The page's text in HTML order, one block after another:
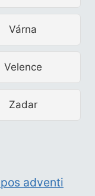
Várna
Velence
Zadar
adventi